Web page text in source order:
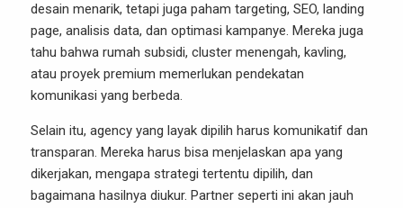
desain menarik, tetapi juga paham targeting, SEO, landing
page, analisis data, dan optimasi kampanye. Mereka juga
tahu bahwa rumah subsidi, cluster menengah, kavling,
atau proyek premium memerlukan pendekatan
komunikasi yang berbeda.
Selain itu, agency yang layak dipilih harus komunikatif dan
transparan. Mereka harus bisa menjelaskan apa yang
dikerjakan, mengapa strategi tertentu dipilih, dan
bagaimana hasilnya diukur. Partner seperti ini akan jauh